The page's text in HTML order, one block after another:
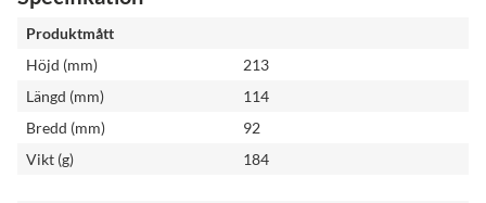
Produktmått
Höjd (mm)
213
Längd (mm)
114
Bredd (mm)
92
Vikt (g)
184